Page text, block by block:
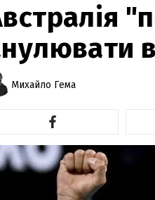
Михайло Гема